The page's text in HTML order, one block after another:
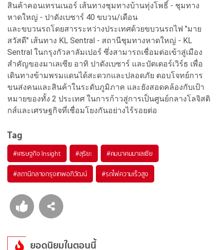
สินค้าคอนเทรนเนอร์ เส้นทางชุมทางบ้านทุ่งโพธิ์ - ชุมทาง
หาดใหญ่ - ปาดังเบซาร์ 40 ขบวน/เดือน
และขบวนรถโดยสารระหว่างประเทศด้วยขบวนรถไฟ "มาย
สวัสดี" เส้นทาง KL Sentral - สถานีชุมทางหาดใหญ่ - KL
Sentral ในกรุงกัวลาลัมเปอร์ ซึ่งสามารถเชื่อมต่อเข้าสู่เมือง
สำคัญของมาเลเซีย อาทิ ปาดังเบซาร์ และบัตเตอร์เวิร์ธ เพื่อ
เดินทางข้ามพรมแดนได้สะดวกและปลอดภัย ตอบโจทย์การ
ขนส่งคนและสินค้าในระดับภูมิภาค และยังสอดคล้องกับเป้า
หมายของทั้ง 2 ประเทศ ในการก้าวสู่การเป็นศูนย์กลางโลจิสติ
กส์และเศรษฐกิจที่เชื่อมโยงกันอย่างไร้รอยต่อ
Tag
#เศรษฐกิจ Insight #สุริยะ #คมนาคมมาเลเซีย
#สถานีกลางกรุงเทพอภิวัฒน์ #รถไฟความเร็วสูง
ยอดนิยมในตอนนี้